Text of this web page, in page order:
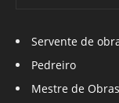
Servente de
Pedreiro
Mestre de Obras